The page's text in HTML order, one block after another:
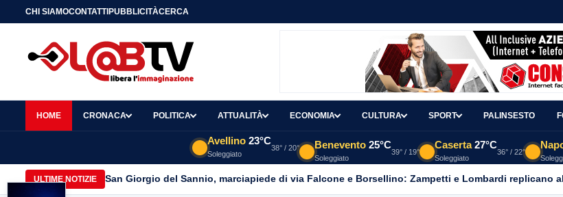
CHI SIAMOCONTATTIPUBBLICITÀCERCA
HOME CRONACA POLITICA ATTUALITÀ ECONOMIA CULTURA SPORT PALINSESTO
Avellino 23°C
Soleggiato
38° / 20° Benevento 25°C
Soleggiato
39° / 19°
Caserta 27°C
Soleggiato
36° / 22°
ULTIME NOTIZIE San Giorgio del Sannio, marciapiede di via Falcone e Borsellino: Zampetti e Lombardi replicano